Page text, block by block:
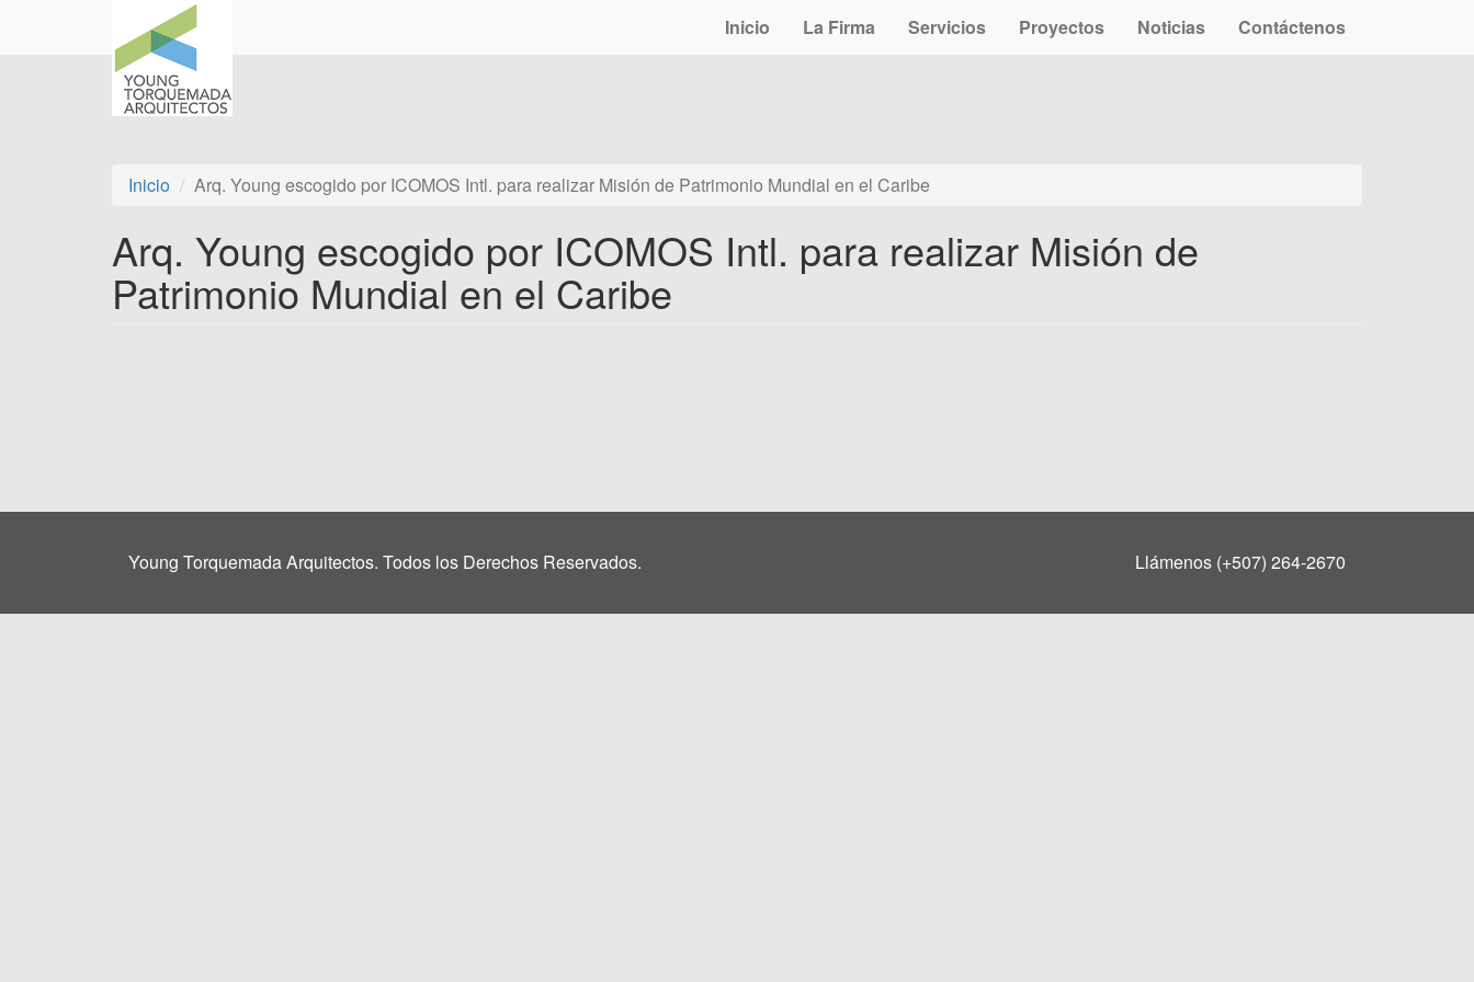
Inicio La Firma Servicios Proyectos Noticias Contáctenos
Inicio Arq. Young escogido por ICOMOS Intl. para realizar Misión de Patrimonio Mundial en el Caribe
Arq. Young escogido por ICOMOS Intl. para realizar Misión de
Patrimonio Mundial en el Caribe
Young Torquemada Arquitectos. Todos los Derechos Reservados. Llámenos (+507) 264-2670